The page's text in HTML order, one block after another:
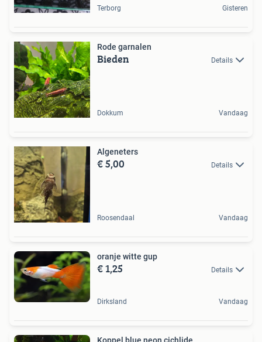
Terborg Gisteren
Rode garnalen
Bieden Details
Dokkum Vandaag
Algeneters
€ 5,00 Details
Roosendaal Vandaag
oranje witte gup
€ 1,25 Details
Dirksland Vandaag